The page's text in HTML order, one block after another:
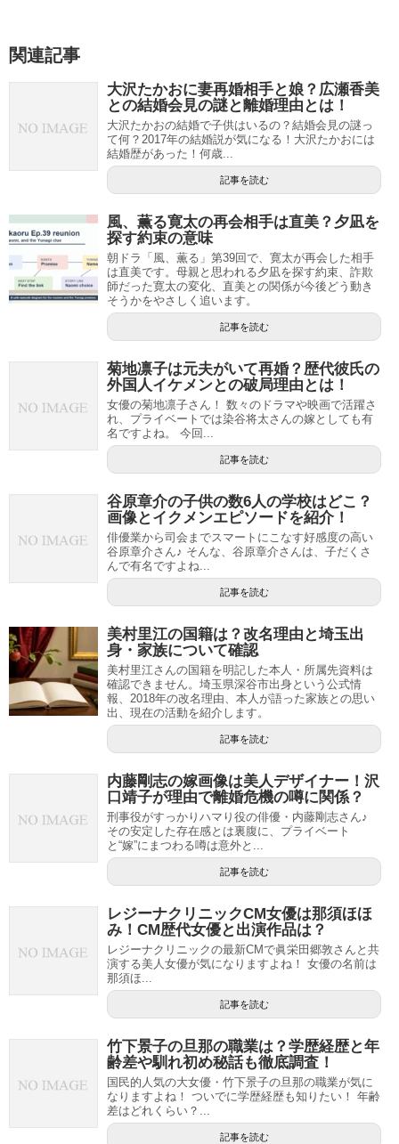
関連記事
大沢たかおに妻再婚相手と娘？広瀬香美
との結婚会見の謎と離婚理由とは！
大沢たかおの結婚で子供はいるの？結婚会見の謎っ
て何？2017年の結婚説が気になる！大沢たかおには
結婚歴があった！何歳...
記事を読む
風、薫る寛太の再会相手は直美？夕凪を
探す約束の意味
朝ドラ「風、薫る」第39回で、寛太が再会した相手
は直美です。母親と思われる夕凪を探す約束、詐欺
師だった寛太の変化、直美との関係が今後どう動き
そうかをやさしく追います。
記事を読む
菊地凛子は元夫がいて再婚？歴代彼氏の
外国人イケメンとの破局理由とは！
女優の菊地凛子さん！ 数々のドラマや映画で活躍さ
れ、プライベートでは染谷将太さんの嫁としても有
名ですよね。 今回...
記事を読む
谷原章介の子供の数6人の学校はどこ？
画像とイクメンエピソードを紹介！
俳優業から司会までスマートにこなす好感度の高い
谷原章介さん♪ そんな、谷原章介さんは、子だくさ
んで有名ですよね...
記事を読む
美村里江の国籍は？改名理由と埼玉出
身・家族について確認
美村里江さんの国籍を明記した本人・所属先資料は
確認できません。埼玉県深谷市出身という公式情
報、2018年の改名理由、本人が語った家族との思い
出、現在の活動を紹介します。
記事を読む
内藤剛志の嫁画像は美人デザイナー！沢
口靖子が理由で離婚危機の噂に関係？
刑事役がすっかりハマり役の俳優・内藤剛志さん♪
その安定した存在感とは裏腹に、プライベート
と“嫁”にまつわる噂は意外と...
記事を読む
レジーナクリニックCM女優は那須ほほ
み！CM歴代女優と出演作品は？
レジーナクリニックの最新CMで眞栄田郷敦さんと共
演する美人女優が気になりますよね！ 女優の名前は
那須ほ...
記事を読む
竹下景子の旦那の職業は？学歴経歴と年
齢差や馴れ初め秘話も徹底調査！
国民的人気の大女優・竹下景子の旦那の職業が気に
なりますよね！ ついでに学歴経歴も知りたい！ 年齢
差はどれくらい？...
記事を読む